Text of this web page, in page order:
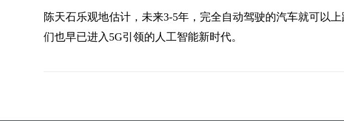
陈天石乐观地估计，未来3-5年，完全自动驾驶的汽车就可以
们也早已进入5G引领的人工智能新时代。